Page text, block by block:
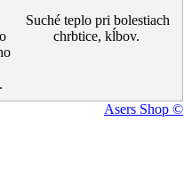
Suché teplo pri bolestiach
chrbtice, kĺbov.
Asers Shop ©